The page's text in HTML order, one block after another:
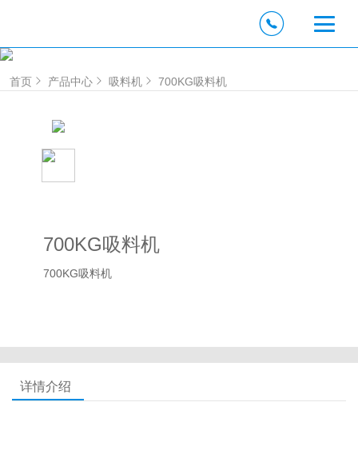
首页 产品中心 吸料机 700KG吸料机
700KG吸料机
700KG吸料机
详情介绍